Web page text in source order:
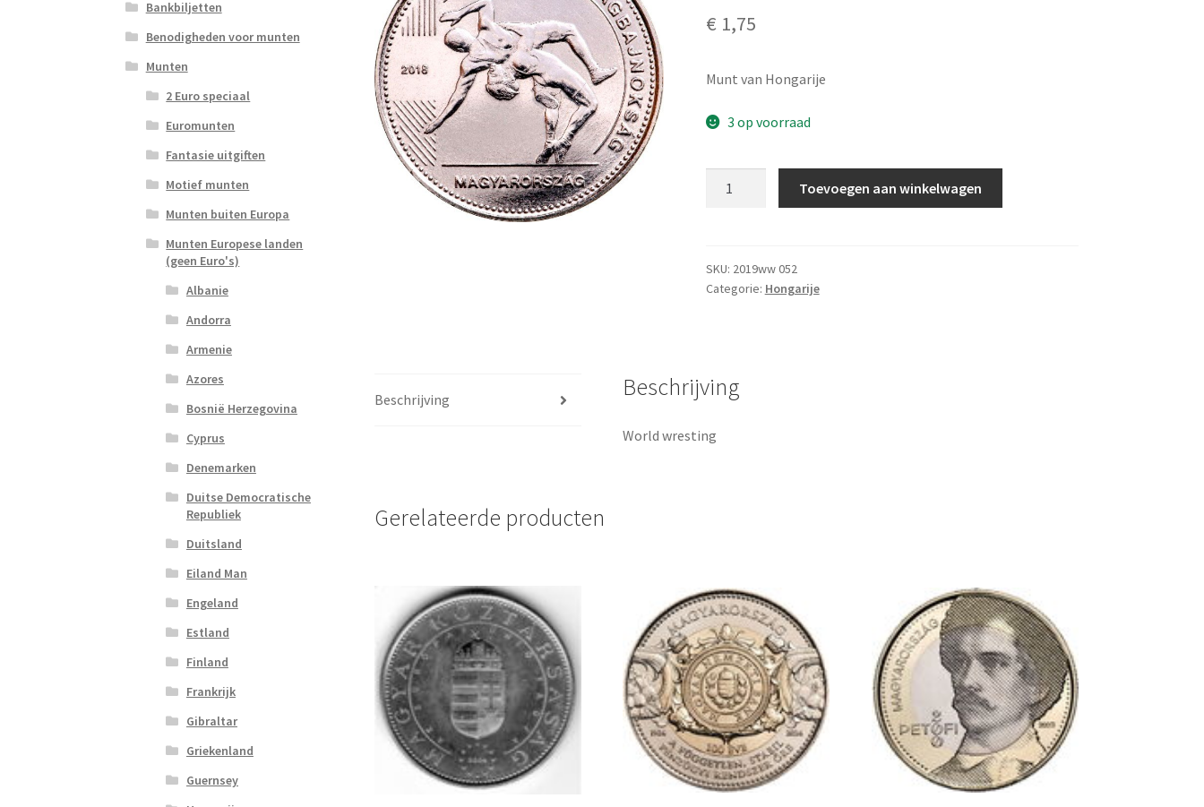
€ 1,75
Munt van Hongarije
3 op voorraad
aantal
Toevoegen aan winkelwagen
SKU: 2019ww 052
Categorie: Hongarije
Beschrijving Beschrijving
World wresting
Gerelateerde producten
Bankbiljetten
Benodigheden voor munten
Munten
2 Euro speciaal
Euromunten
Fantasie uitgiften
Motief munten
Munten buiten Europa
Munten Europese landen
(geen Euro's)
Albanie
Andorra
Armenie
Azores
Bosnië Herzegovina
Cyprus
Denemarken
Duitse Democratische
Republiek
Duitsland
Eiland Man
Engeland
Estland
Finland
Frankrijk
Gibraltar
Griekenland
Guernsey